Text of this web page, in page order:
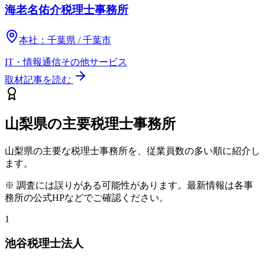
海老名佑介税理士事務所
本社： 千葉県 / 千葉市
IT・情報通信その他サービス
取材記事を読む
山梨県の主要税理士事務所
山梨県の主要な税理士事務所を、従業員数の多い順に紹介し
ます。
※ 調査には誤りがある可能性があります。最新情報は各事
務所の公式HPなどでご確認ください。
1
池谷税理士法人